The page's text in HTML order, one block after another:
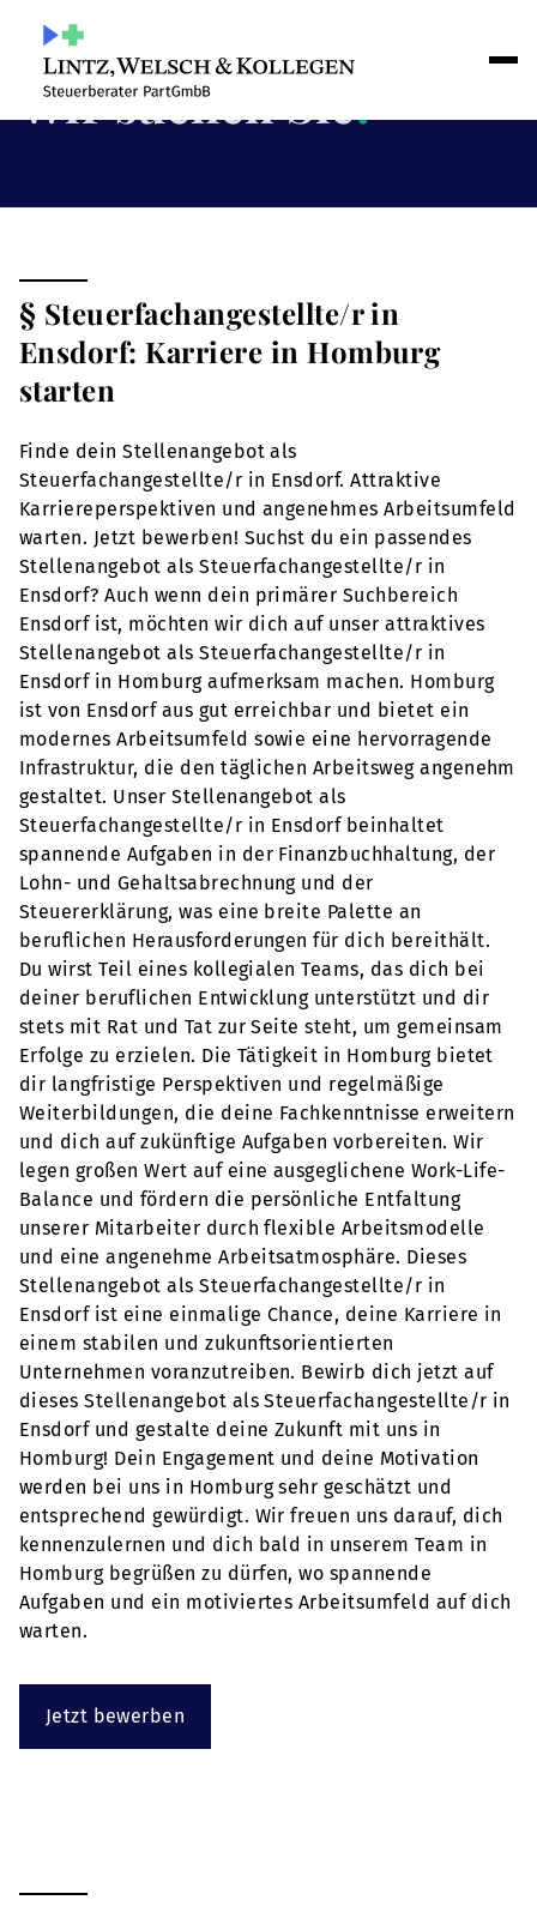
Wir suchen Sie!
§ Steuerfachangestellte/r in
Ensdorf: Karriere in Homburg
starten
Finde dein Stellenangebot als
Steuerfachangestellte/r in Ensdorf. Attraktive
Karriereperspektiven und angenehmes Arbeitsumfeld
warten. Jetzt bewerben! Suchst du ein passendes
Stellenangebot als Steuerfachangestellte/r in
Ensdorf? Auch wenn dein primärer Suchbereich
Ensdorf ist, möchten wir dich auf unser attraktives
Stellenangebot als Steuerfachangestellte/r in
Ensdorf in Homburg aufmerksam machen. Homburg
ist von Ensdorf aus gut erreichbar und bietet ein
modernes Arbeitsumfeld sowie eine hervorragende
Infrastruktur, die den täglichen Arbeitsweg angenehm
gestaltet. Unser Stellenangebot als
Steuerfachangestellte/r in Ensdorf beinhaltet
spannende Aufgaben in der Finanzbuchhaltung, der
Lohn- und Gehaltsabrechnung und der
Steuererklärung, was eine breite Palette an
beruflichen Herausforderungen für dich bereithält.
Du wirst Teil eines kollegialen Teams, das dich bei
deiner beruflichen Entwicklung unterstützt und dir
stets mit Rat und Tat zur Seite steht, um gemeinsam
Erfolge zu erzielen. Die Tätigkeit in Homburg bietet
dir langfristige Perspektiven und regelmäßige
Weiterbildungen, die deine Fachkenntnisse erweitern
und dich auf zukünftige Aufgaben vorbereiten. Wir
legen großen Wert auf eine ausgeglichene Work-Life-
Balance und fördern die persönliche Entfaltung
unserer Mitarbeiter durch flexible Arbeitsmodelle
und eine angenehme Arbeitsatmosphäre. Dieses
Stellenangebot als Steuerfachangestellte/r in
Ensdorf ist eine einmalige Chance, deine Karriere in
einem stabilen und zukunftsorientierten
Unternehmen voranzutreiben. Bewirb dich jetzt auf
dieses Stellenangebot als Steuerfachangestellte/r in
Ensdorf und gestalte deine Zukunft mit uns in
Homburg! Dein Engagement und deine Motivation
werden bei uns in Homburg sehr geschätzt und
entsprechend gewürdigt. Wir freuen uns darauf, dich
kennenzulernen und dich bald in unserem Team in
Homburg begrüßen zu dürfen, wo spannende
Aufgaben und ein motiviertes Arbeitsumfeld auf dich
warten.
Jetzt bewerben